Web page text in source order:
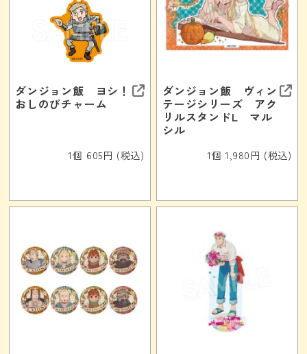
ダンジョン飯 ヨシ！
おしのびチャーム
1個 605円 (税込)
ダンジョン飯 ヴィン
テージシリーズ アク
リルスタンドL マル
シル
1個 1,980円 (税込)